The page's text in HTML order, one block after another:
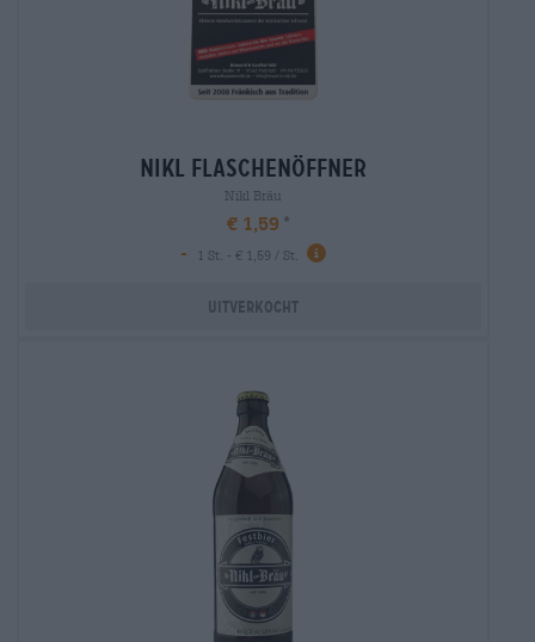
nikl flaschenöffner
Nikl Bräu
€ 1,59
-
1 St. - € 1,59 / St.
Uitverkocht